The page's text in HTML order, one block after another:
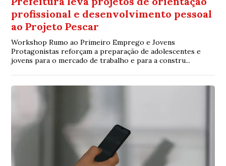
profissional e desenvolvimento pessoal
ao Projeto Pescar
Workshop Rumo ao Primeiro Emprego e Jovens
Protagonistas reforçam a preparação de adolescentes e
jovens para o mercado de trabalho e para a constru...